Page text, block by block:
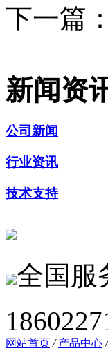
下一篇：
新闻资
公司新闻
行业资讯
技术支持
全国服
网站首页 / 产品中心 /